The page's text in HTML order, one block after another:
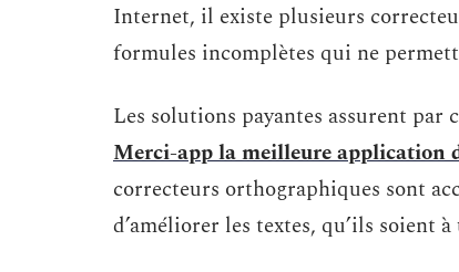
Internet, il existe plusieurs
formules incomplètes qui ne
Les solutions payantes assurent par
Merci-app la meilleure application
correcteurs orthographiques sont
d’améliorer les textes, qu’ils soient